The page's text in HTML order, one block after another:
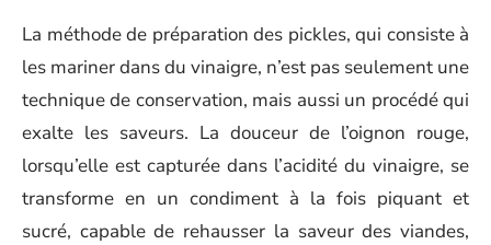
La méthode de préparation des pickles, qui consiste à
les mariner dans du vinaigre, n’est pas seulement une
technique de conservation, mais aussi un procédé qui
exalte les saveurs. La douceur de l’oignon rouge,
lorsqu’elle est capturée dans l’acidité du vinaigre, se
transforme en un condiment à la fois piquant et
sucré, capable de rehausser la saveur des viandes,